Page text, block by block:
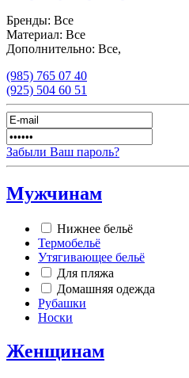
Бренды: Все
Материал: Все
Дополнительно: Все,
(985) 765 07 40
(925) 504 60 51
Забыли Ваш пароль?
Мужчинам
Нижнее бельё
Термобельё
Утягивающее бельё
Для пляжа
Домашняя одежда
Рубашки
Носки
Женщинам